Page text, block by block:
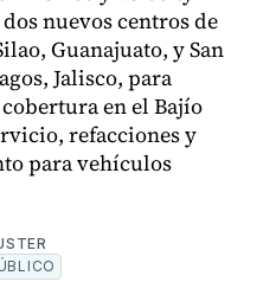
nuevos centros de
Guanajuato, y San
Jalisco, para
en el Bajío
refacciones y
para vehículos